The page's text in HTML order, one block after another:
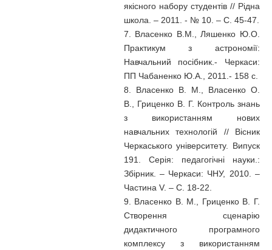
якісного набору студентів // Рідна
школа. – 2011. - № 10. – С. 45-47.
7. Власенко В.М., Ляшенко Ю.О.
Практикум з астрономії:
Навчальний посібник.- Черкаси:
ПП Чабаненко Ю.А., 2011.- 158 с.
8. Власенко В. М., Власенко О.
В., Гриценко В. Г. Контроль знань
з використанням нових
навчальних технологій // Вісник
Черкаського університету. Випуск
191. Серія: педагогічні науки.:
Збірник. – Черкаси: ЧНУ, 2010. –
Частина V. – С. 18-22.
9. Власенко В. М., Гриценко В. Г.
Створення сценарію
дидактичного програмного
комплексу з використанням